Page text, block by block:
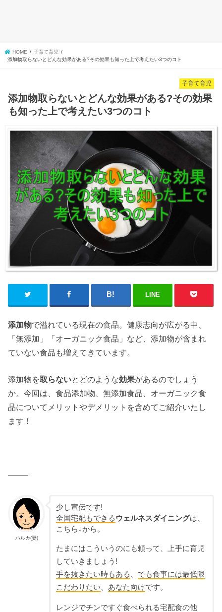
HOME
子育て育児
添加物取らないとどんな効果がある?その効果も知った上で考えたい3つのコト
子育て育児
添加物取らないとどんな効果がある?その効果
も知った上で考えたい3つのコト
LINE
添加物で溢れている現在の食品。健康志向が広がる中、
「無添加」「オーガニック食品」など、添加物が含まれ
ていない食品も増えてきています。
添加物を取らないとどのような効果があるのでしょう
か。今回は、食品添加物、無添加食品、オーガニック食
品についてメリットやデメリットを含めてご紹介いたし
ます！
——–
ハルカ(妻)
少し宣伝です!
全国宅配もできるウェルネスダイニングは、
こちら↓から。
たまにはこういうのにも頼って、上手に育児
していきましょう!
手を抜きたい時もある
でも食事には最低限
こだわりたい
あなた向けです。
レンジでチンですぐ食べられる宅配食の他